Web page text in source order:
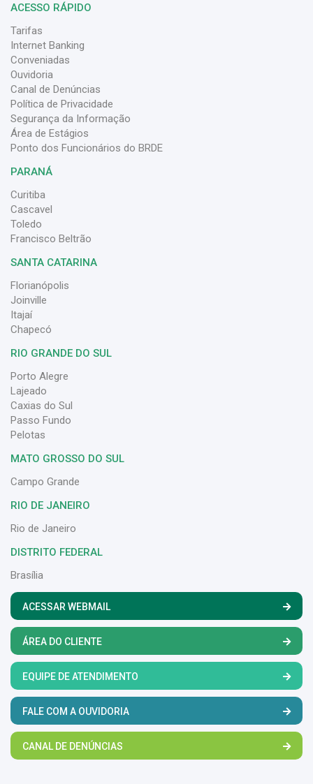
ACESSO RÁPIDO
Tarifas
Internet Banking
Conveniadas
Ouvidoria
Canal de Denúncias
Política de Privacidade
Segurança da Informação
Área de Estágios
Ponto dos Funcionários do BRDE
PARANÁ
Curitiba
Cascavel
Toledo
Francisco Beltrão
SANTA CATARINA
Florianópolis
Joinville
Itajaí
Chapecó
RIO GRANDE DO SUL
Porto Alegre
Lajeado
Caxias do Sul
Passo Fundo
Pelotas
MATO GROSSO DO SUL
Campo Grande
RIO DE JANEIRO
Rio de Janeiro
DISTRITO FEDERAL
Brasília
ACESSAR WEBMAIL
ÁREA DO CLIENTE
EQUIPE DE ATENDIMENTO
FALE COM A OUVIDORIA
CANAL DE DENÚNCIAS